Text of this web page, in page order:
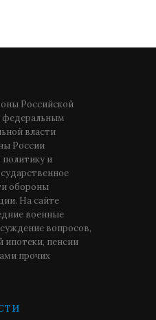
Российской
федеральным
власти
России
политику и
обороны
На сайте
военные
вопросов,
ипотеки, пенсии
прочих